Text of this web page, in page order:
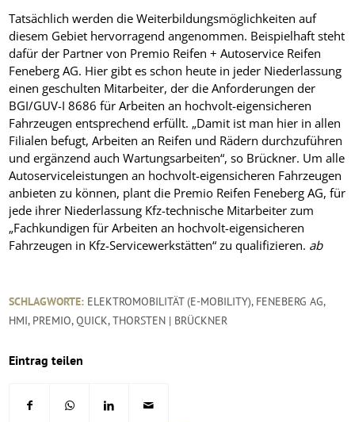
Tatsächlich werden die Weiterbildungsmöglichkeiten auf
diesem Gebiet hervorragend angenommen. Beispielhaft steht
dafür der Partner von Premio Reifen + Autoservice Reifen
Feneberg AG. Hier gibt es schon heute in jeder Niederlassung
einen geschulten Mitarbeiter, der die Anforderungen der
BGI/GUV-I 8686 für Arbeiten an hochvolt-eigensicheren
Fahrzeugen entsprechend erfüllt. „Damit ist man hier in allen
Filialen befugt, Arbeiten an Reifen und Rädern durchzuführen
und ergänzend auch Wartungsarbeiten“, so Brückner. Um alle
Autoserviceleistungen an hochvolt-eigensicheren Fahrzeugen
anbieten zu können, plant die Premio Reifen Feneberg AG, für
jede ihrer Niederlassung Kfz-technische Mitarbeiter zum
„Fachkundigen für Arbeiten an hochvolt-eigensicheren
Fahrzeugen in Kfz-Servicewerkstätten“ zu qualifizieren. ab
SCHLAGWORTE: ELEKTROMOBILITÄT (E-MOBILITY), FENEBERG AG,
HMI, PREMIO,QUICK,THORSTEN | BRÜCKNER
Eintrag teilen